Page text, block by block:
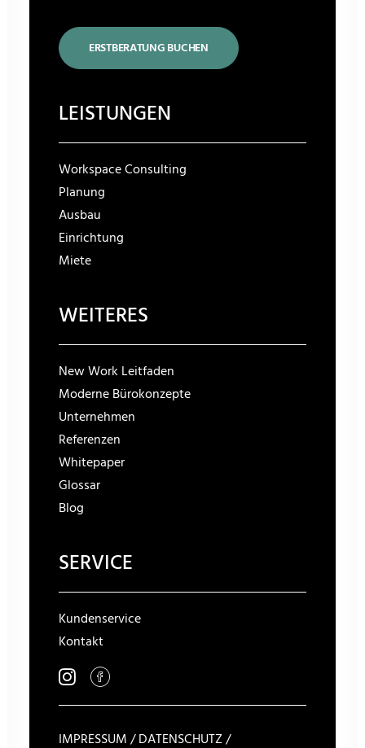
ERSTBERATUNG BUCHEN
LEISTUNGEN
Workspace Consulting
Planung
Ausbau
Einrichtung
Miete
WEITERES
New Work Leitfaden
Moderne Bürokonzepte
Unternehmen
Referenzen
Whitepaper
Glossar
Blog
SERVICE
Kundenservice
Kontakt
IMPRESSUM /DATENSCHUTZ/